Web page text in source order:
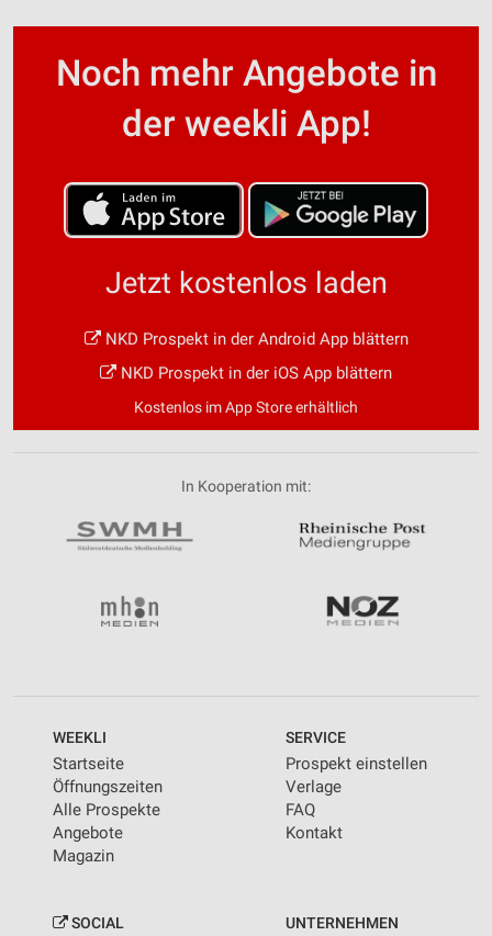
Noch mehr Angebote in
der weekli App!
Jetzt kostenlos laden
NKD Prospekt in der Android App blättern
NKD Prospekt in der iOS App blättern
Kostenlos im App Store erhältlich
In Kooperation mit:
WEEKLI
Startseite
Öffnungszeiten
Alle Prospekte
Angebote
Magazin
SERVICE
Prospekt einstellen
Verlage
FAQ
Kontakt
SOCIAL UNTERNEHMEN